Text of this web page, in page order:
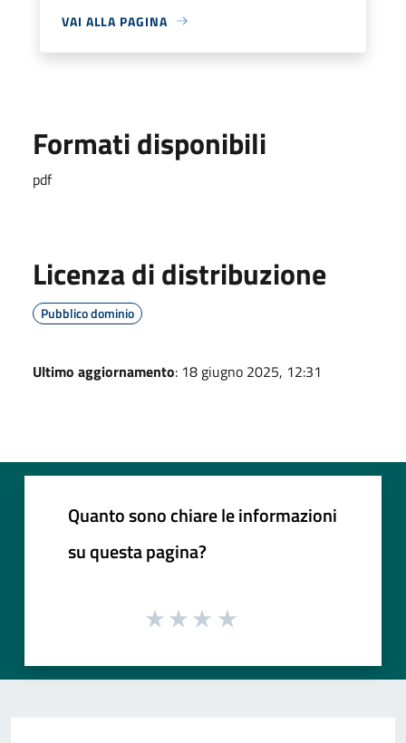
VAI ALLA PAGINA
Formati disponibili
pdf
Licenza di distribuzione
Pubblico dominio
Ultimo aggiornamento: 18 giugno 2025, 12:31
Quanto sono chiare le informazioni
su questa pagina?